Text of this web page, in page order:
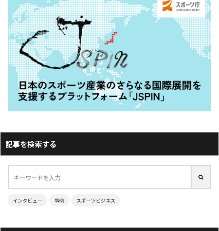
記事を検索する
インタビュー 事例 スポーツビジネス